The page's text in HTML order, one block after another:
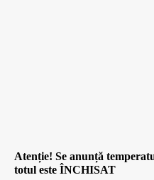
Atenție! Se anunță
totul este ÎNCHISAT